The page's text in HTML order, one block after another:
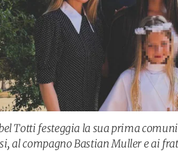
Totti festeggia la sua prima
al compagno Bastian Muller e ai